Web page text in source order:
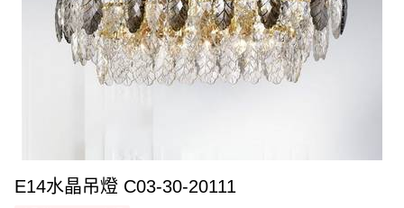
E14水晶吊燈 C03-30-20111